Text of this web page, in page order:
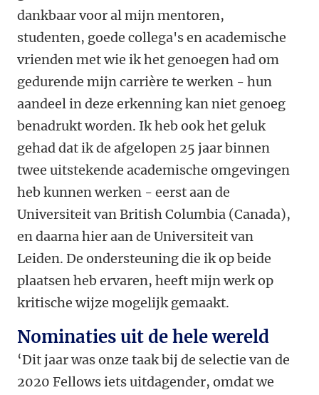
dankbaar voor al mijn mentoren,
studenten, goede collega's en academische
vrienden met wie ik het genoegen had om
gedurende mijn carrière te werken - hun
aandeel in deze erkenning kan niet genoeg
benadrukt worden. Ik heb ook het geluk
gehad dat ik de afgelopen 25 jaar binnen
twee uitstekende academische omgevingen
heb kunnen werken - eerst aan de
Universiteit van British Columbia (Canada),
en daarna hier aan de Universiteit van
Leiden. De ondersteuning die ik op beide
plaatsen heb ervaren, heeft mijn werk op
kritische wijze mogelijk gemaakt.
Nominaties uit de hele wereld
‘Dit jaar was onze taak bij de selectie van de
2020 Fellows iets uitdagender, omdat we